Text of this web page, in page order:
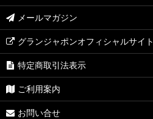
DINING
PATIO
DRESSER
Granja San Francisco
メールマガジン
グランジャポンオフィシャルサイト
特定商取引法表示
ご利用案内
お問い合せ